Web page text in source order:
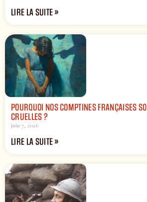
LIRE LA SUITE »
POURQUOI NOS COMPTINES FRANÇAISES
CRUELLES ?
juin 7, 2026
LIRE LA SUITE »